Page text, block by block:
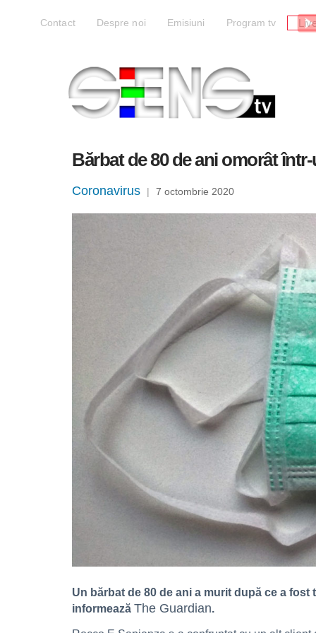
Contact Despre noi Emisiuni Program tv
Bărbat de 80 de ani omorât
Coronavirus | 7 octombrie 2020
Un bărbat de 80 de ani a murit după ce a
informează The Guardian.